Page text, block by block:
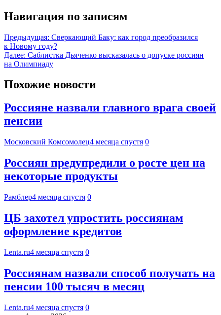
Навигация по записям
Предыдущая: Сверкающий Баку: как город преобразился
к Новому году?
Далее: Саблистка Дьяченко высказалась о допуске россиян
на Олимпиаду
Похожие новости
Россияне назвали главного врага своей
пенсии
Московский Комсомолец4 месяца спустя 0
Россиян предупредили о росте цен на
некоторые продукты
Рамблер4 месяца спустя 0
ЦБ захотел упростить россиянам
оформление кредитов
Lenta.ru4 месяца спустя 0
Россиянам назвали способ получать на
пенсии 100 тысяч в месяц
Lenta.ru4 месяца спустя 0